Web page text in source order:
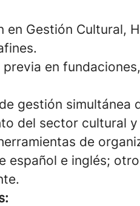
en Gestión Cultural,
previa en
gestión simultánea
del sector cultural
de
español e inglés;